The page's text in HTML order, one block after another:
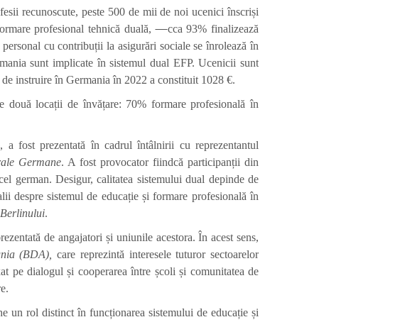
recunoscute, peste 500 de mii de noi ucenici înscriși
profesional tehnică duală,
cca 93% finalizează
cu contribuții la asigurări sociale se înrolează în
sunt implicate în sistemul dual EFP. Ucenicii sunt
instruire în Germania în 2022 a constituit 1028 €.
locații de învățare: 70% formare profesională în
a fost prezentată în cadrul întâlnirii cu reprezentantul
Germane. A fost provocator fiindcă participanții din
german. Desigur, calitatea sistemului dual depinde de
despre sistemul de educație și formare profesională în
.
de angajatori și uniunile acestora. În acest sens,
(BDA),
care reprezintă interesele tuturor sectoarelor
pe dialogul și cooperarea între școli și comunitatea de
un rol distinct în funcționarea sistemului de educație și